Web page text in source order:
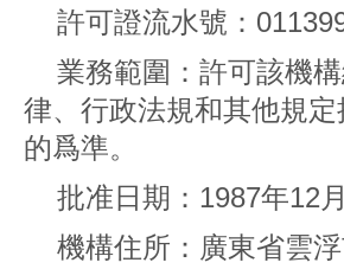
許可證流水號：
業務範圍：許可該機
律、行政法規和其他規
的爲準。
批准日期：1987年12
機構住所：廣東省雲